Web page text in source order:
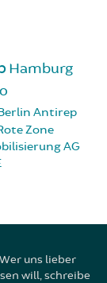
Hamburg
Antirep
Zone
AG
uns lieber
will, schreibe